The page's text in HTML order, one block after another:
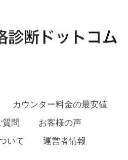
カウンター料金の最安値
質問
お客様の声
いて
運営者情報